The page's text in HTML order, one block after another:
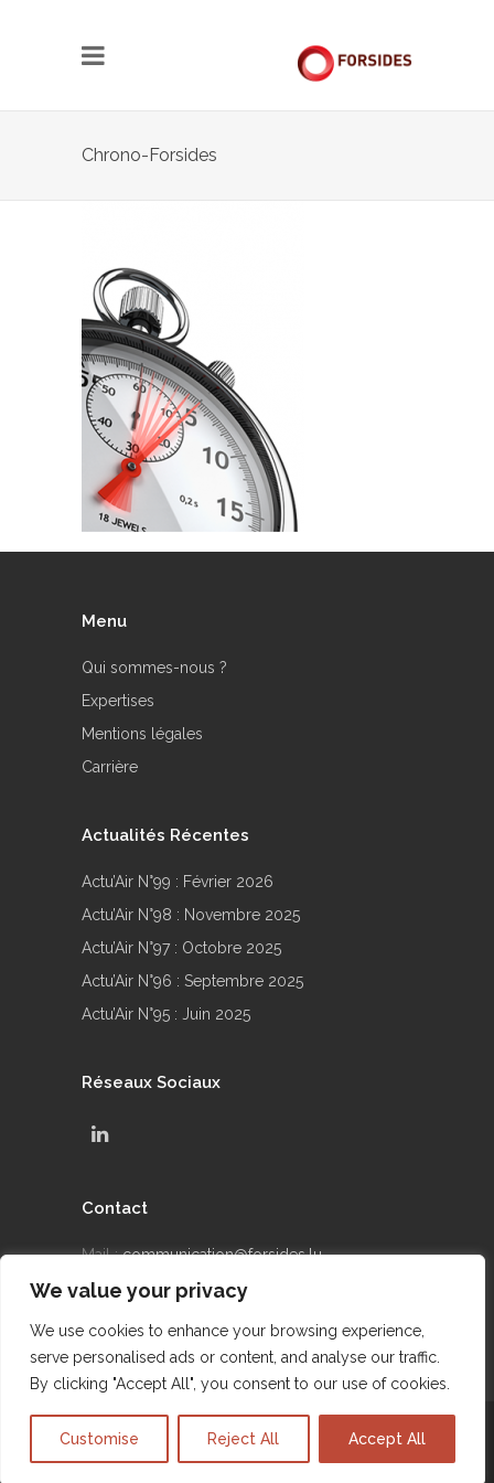
We value your privacy
We use cookies to enhance your browsing experience,
serve personalised ads or content, and analyse our traffic.
By clicking "Accept All", you consent to our use of cookies.
Customise Reject All Accept All
Chrono-Forsides
Menu
Qui sommes-nous ?
Expertises
Mentions légales
Carrière
Actualités Récentes
Actu’Air N°99 : Février 2026
Actu’Air N°98 : Novembre 2025
Actu’Air N°97 : Octobre 2025
Actu’Air N°96 : Septembre 2025
Actu’Air N°95 : Juin 2025
Réseaux Sociaux
Contact
Mail :communication@forsides.lu
Téléphone : +352 24 69 90 42
@2015 FORSIDES - Site réalisé par DIGICONSEIL